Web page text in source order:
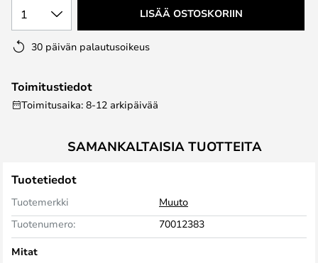
1 LISÄÄ OSTOSKORIIN
30 päivän palautusoikeus
Toimitustiedot
Toimitusaika: 8-12 arkipäivää
SAMANKALTAISIA TUOTTEITA
Tuotetiedot
Tuotemerkki
Muuto
Tuotenumero:
70012383
Mitat